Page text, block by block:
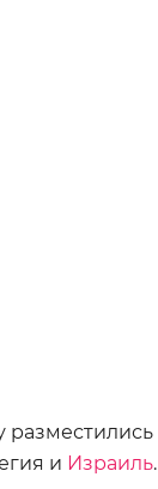
разместились
и Израиль.